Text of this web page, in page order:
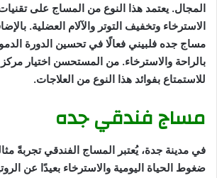
المجال. يعتمد هذا النوع من المساج على
الاسترخاء وتخفيف التوتر والآلام العضلية.
مساج جده فلبيني فعالًا في تحسين الدورة
بالراحة والاسترخاء. من المستحسن اختيار
للاستمتاع بفوائد هذا النوع من العلاجات.
مساج فندقي جده
في مدينة جدة، يُعتبر المساج الفندقي تجربةً
ضغوط الحياة اليومية والاسترخاء بعيدًا عن